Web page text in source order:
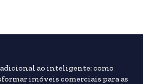
ao inteligente: como
imóveis comerciais para as